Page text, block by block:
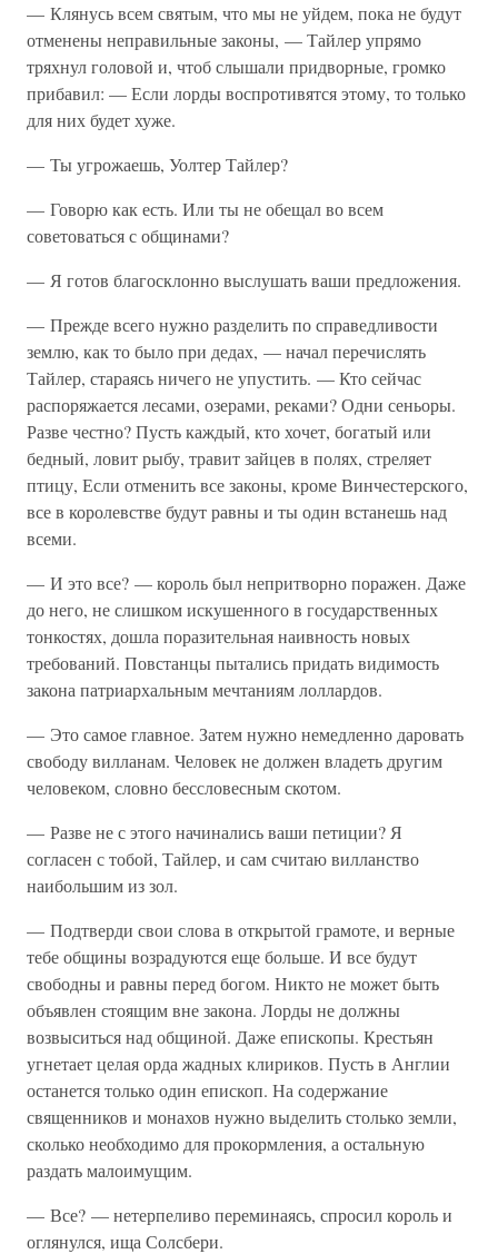
— Клянусь всем святым, что мы не уйдем, пока не будут
отменены неправильные законы, — Тайлер упрямо
тряхнул головой и, чтоб слышали придворные, громко
прибавил: — Если лорды воспротивятся этому, то только
для них будет хуже.
— Ты угрожаешь, Уолтер Тайлер?
— Говорю как есть. Или ты не обещал во всем
советоваться с общинами?
— Я готов благосклонно выслушать ваши предложения.
— Прежде всего нужно разделить по справедливости
землю, как то было при дедах, — начал перечислять
Тайлер, стараясь ничего не упустить. — Кто сейчас
распоряжается лесами, озерами, реками? Одни сеньоры.
Разве честно? Пусть каждый, кто хочет, богатый или
бедный, ловит рыбу, травит зайцев в полях, стреляет
птицу, Если отменить все законы, кроме Винчестерского,
все в королевстве будут равны и ты один встанешь над
всеми.
— И это все? — король был непритворно поражен. Даже
до него, не слишком искушенного в государственных
тонкостях, дошла поразительная наивность новых
требований. Повстанцы пытались придать видимость
закона патриархальным мечтаниям лоллардов.
— Это самое главное. Затем нужно немедленно даровать
свободу вилланам. Человек не должен владеть другим
человеком, словно бессловесным скотом.
— Разве не с этого начинались ваши петиции? Я
согласен с тобой, Тайлер, и сам считаю вилланство
наибольшим из зол.
— Подтверди свои слова в открытой грамоте, и верные
тебе общины возрадуются еще больше. И все будут
свободны и равны перед богом. Никто не может быть
объявлен стоящим вне закона. Лорды не должны
возвыситься над общиной. Даже епископы. Крестьян
угнетает целая орда жадных клириков. Пусть в Англии
останется только один епископ. На содержание
священников и монахов нужно выделить столько земли,
сколько необходимо для прокормления, а остальную
раздать малоимущим.
— Все? — нетерпеливо переминаясь, спросил король и
оглянулся, ища Солсбери.